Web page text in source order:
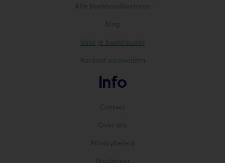
Alle boekhoudkantoren
Blog
Vind je boekhouder
Kantoor aanmelden
Info
Contact
Over ons
Privacybeleid
Disclaimer